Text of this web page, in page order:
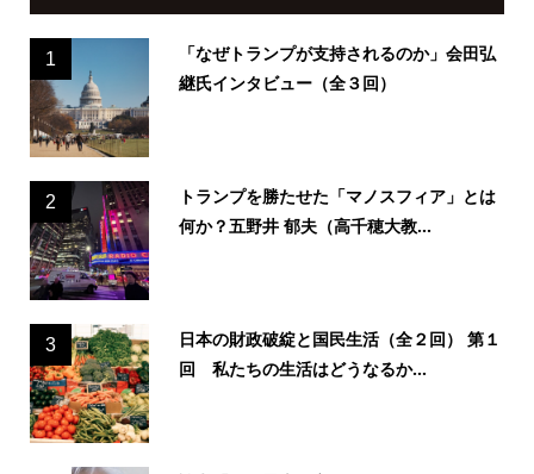
1
「なぜトランプが支持されるのか」会田弘
継氏インタビュー（全３回）
2
トランプを勝たせた「マノスフィア」とは
何か？五野井 郁夫（高千穂大教...
3
日本の財政破綻と国民生活（全２回） 第１
回 私たちの生活はどうなるか...